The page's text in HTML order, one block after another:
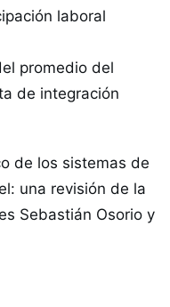
laboral
promedio del
de integración
de los sistemas de
una revisión de la
Sebastián Osorio y